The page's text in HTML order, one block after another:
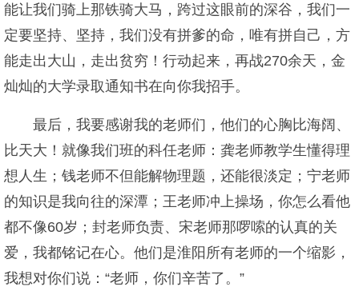
能让我们骑上那铁骑大马，跨过这眼前的深谷，我们一
定要坚持、坚持，我们没有拼爹的命，唯有拼自己，方
能走出大山，走出贫穷！行动起来，再战270余天，金
灿灿的大学录取通知书在向你我招手。
最后，我要感谢我的老师们，他们的心胸比海阔、
比天大！就像我们班的科任老师：龚老师教学生懂得理
想人生；钱老师不但能解物理题，还能很淡定；宁老师
的知识是我向往的深潭；王老师冲上操场，你怎么看他
都不像60岁；封老师负责、宋老师那啰嗦的认真的关
爱，我都铭记在心。他们是淮阳所有老师的一个缩影，
我想对你们说：“老师，你们辛苦了。”